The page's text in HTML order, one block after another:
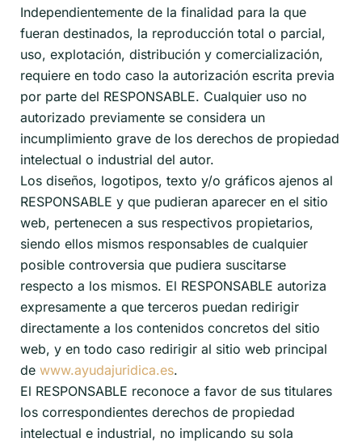
Independientemente de la finalidad para la que
fueran destinados, la reproducción total o parcial,
uso, explotación, distribución y comercialización,
requiere en todo caso la autorización escrita previa
por parte del RESPONSABLE. Cualquier uso no
autorizado previamente se considera un
incumplimiento grave de los derechos de propiedad
intelectual o industrial del autor.
Los diseños, logotipos, texto y/o gráficos ajenos al
RESPONSABLE y que pudieran aparecer en el sitio
web, pertenecen a sus respectivos propietarios,
siendo ellos mismos responsables de cualquier
posible controversia que pudiera suscitarse
respecto a los mismos. El RESPONSABLE autoriza
expresamente a que terceros puedan redirigir
directamente a los contenidos concretos del sitio
web, y en todo caso redirigir al sitio web principal
de www.ayudajuridica.es.
El RESPONSABLE reconoce a favor de sus titulares
los correspondientes derechos de propiedad
intelectual e industrial, no implicando su sola